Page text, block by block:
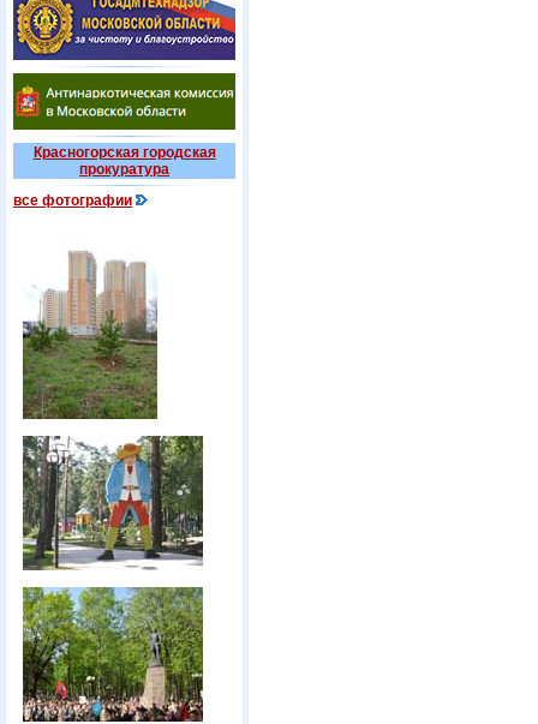
Красногорская городская
прокуратура
все фотографии